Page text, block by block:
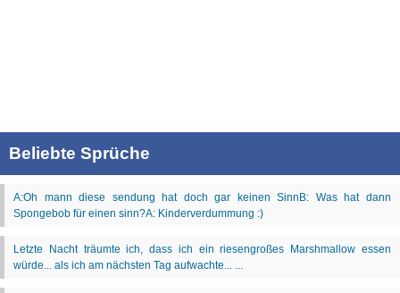
Beliebte Sprüche